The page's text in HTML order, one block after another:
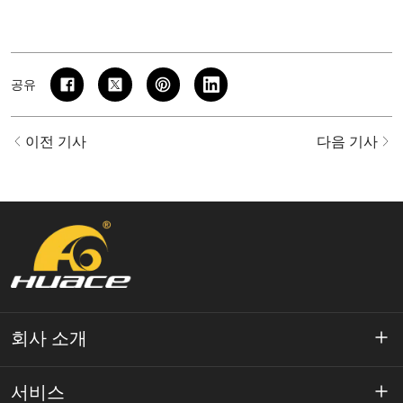
공유
이전 기사 다음 기사
회사 소개
약 Huace
서비스